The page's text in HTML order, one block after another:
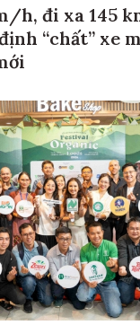
h, đi xa 145
“chất” xe